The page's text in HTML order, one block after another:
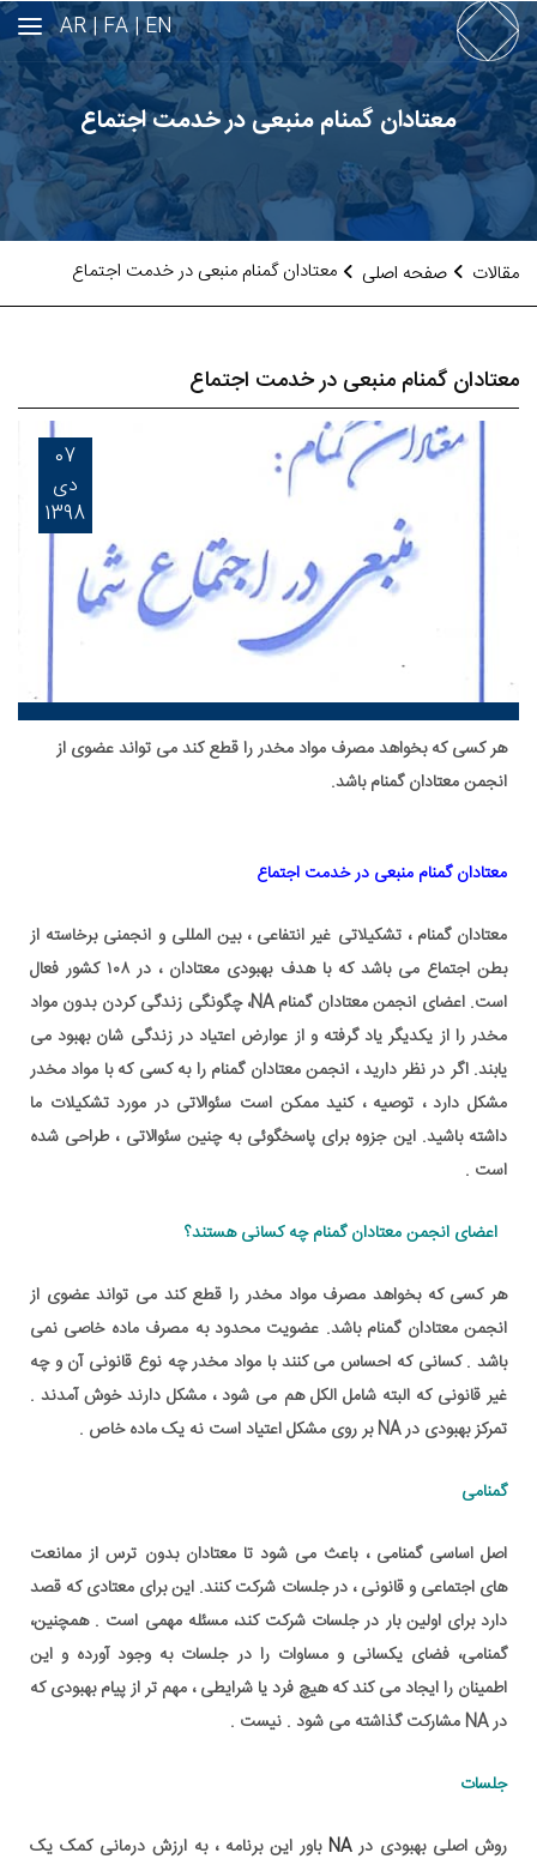
EN |
FA |
AR
معتادان گمنام منبعی در خدمت اجتماع
مقالات صفحه اصلی معتادان گمنام منبعی در خدمت اجتماع
معتادان گمنام منبعی در خدمت اجتماع
07
دی
1398
هر کسی که بخواهد مصرف مواد مخدر را قطع کند می تواند عضوی از
انجمن معتادان گمنام باشد.
معتادان گمنام منبعی در خدمت اجتماع
معتادان گمنام ، تشکیلاتی غیر انتفاعی ، بین المللی و انجمنی برخاسته از
بطن اجتماع می باشد که با هدف بهبودی معتادان ، در ۱۰۸ کشور فعال
است. اعضای انجمن معتادان گمنام NA، چگونگی زندگی کردن بدون مواد
مخدر را از یکدیگر یاد گرفته و از عوارض اعتیاد در زندگی شان بهبود می
یابند. اگر در نظر دارید ، انجمن معتادان گمنام را به کسی که با مواد مخدر
مشکل دارد ، توصیه ، کنید ممکن است سئوالاتی در مورد تشکیلات ما
داشته باشید. این جزوه برای پاسخگوئی به چنین سئوالاتی ، طراحی شده
است .
اعضای انجمن معتادان گمنام چه کسانی هستند؟
هر کسی که بخواهد مصرف مواد مخدر را قطع کند می تواند عضوی از
انجمن معتادان گمنام باشد. عضویت محدود به مصرف ماده خاصی نمی
باشد . کسانی که احساس می کنند با مواد مخدر چه نوع قانونی آن و چه
غیر قانونی که البته شامل الکل هم می شود ، مشکل دارند خوش آمدند .
تمرکز بهبودی در NA بر روی
مشکل اعتیاد است نه یک ماده خاص .
گمنامی
اصل اساسی گمنامی ، باعث می شود تا معتادان بدون ترس از ممانعت
های اجتماعی و قانونی ، در جلسات شرکت کنند. این برای معتادی که قصد
دارد برای اولین بار در جلسات شرکت کند، مسئله مهمی است . همچنین،
گمنامی، فضای یکسانی و مساوات را در جلسات به وجود آورده و این
اطمینان را ایجاد می کند که هیچ فرد یا شرایطی ، مهم تر از پیام بهبودی که
در NA مشارکت گذاشته می شود . نیست .
جلسات
روش اصلی بهبودی درNA باور این برنامه ، به ارزش درمانی کمک یک